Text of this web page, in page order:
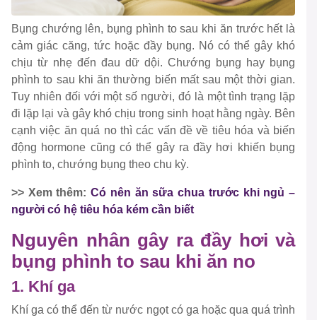
Bụng chướng lên, bụng phình to sau khi ăn trước hết là
cảm giác căng, tức hoặc đầy bụng. Nó có thể gây khó
chịu từ nhẹ đến đau dữ dội. Chướng bụng hay bụng
phình to sau khi ăn thường biến mất sau một thời gian.
Tuy nhiên đối với một số người, đó là một tình trạng lặp
đi lặp lại và gây khó chịu trong sinh hoạt hằng ngày. Bên
cạnh việc ăn quá no thì các vấn đề về tiêu hóa và biến
động hormone cũng có thể gây ra đầy hơi khiến bụng
phình to, chướng bụng theo chu kỳ.
>> Xem thêm:Có nên ăn sữa chua trước khi ngủ –
người có hệ tiêu hóa kém cần biết
Nguyên nhân gây ra đầy hơi và
bụng phình to sau khi ăn no
1. Khí ga
Khí ga có thể đến từ nước ngọt có ga hoặc qua quá trình